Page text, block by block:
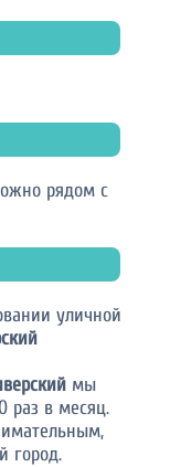
рядом с
уличной
мы
раз в месяц.
город.